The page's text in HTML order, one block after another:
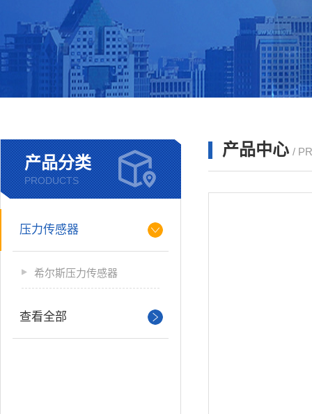
产品分类
PRODUCTS
压力传感器
希尔斯压力传感器
查看全部
产品中心 /